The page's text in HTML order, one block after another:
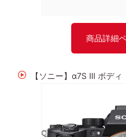
商品詳細
【ソニー】α7S III ボディ